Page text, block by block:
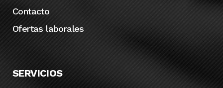
Contacto
Ofertas laborales
SERVICIOS